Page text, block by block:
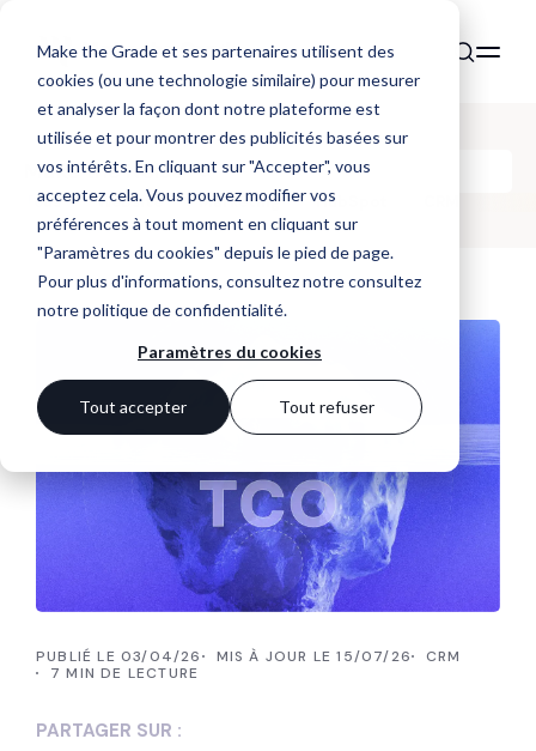
Make the Grade et ses partenaires utilisent des
cookies (ou une technologie similaire) pour mesurer
et analyser la façon dont notre plateforme est
utilisée et pour montrer des publicités basées sur
vos intérêts. En cliquant sur "Accepter", vous
acceptez cela. Vous pouvez modifier vos
préférences à tout moment en cliquant sur
"Paramètres du cookies" depuis le pied de page.
Pour plus d'informations, consultez notreconsultez
notre politique de confidentialité.
Paramètres du cookies
Tout accepter Tout refuser
Make the Noise
Tous Website Marketing HubSpot
PUBLIÉ LE 03/04/26 MIS À JOUR LE 15/07/26
CRM
7 MIN DE LECTURE
PARTAGER SUR :